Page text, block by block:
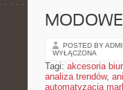
POSTED BY
WYŁĄCZONA
Tagi: akcesoria
analiza trendów,
automatyzacja